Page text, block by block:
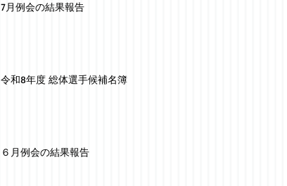
7月例会の結果報告
令和8年度 総体選手候補名簿
６月例会の結果報告